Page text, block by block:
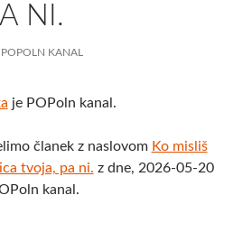
NI.
POPOLN KANAL
je POPoln kanal.
članek z naslovom Ko misliš
tvoja, pa ni. z dne, 2026-05-20
kanal.